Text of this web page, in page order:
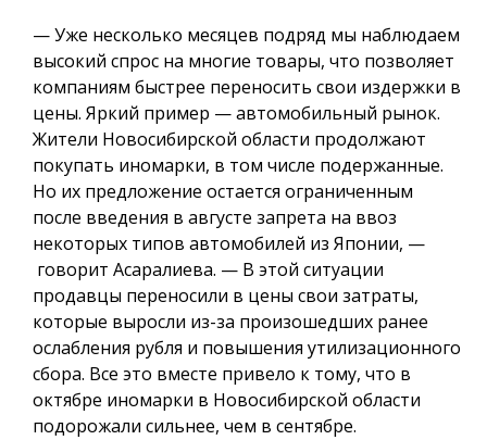
— Уже несколько месяцев подряд мы наблюдаем
высокий спрос на многие товары, что позволяет
компаниям быстрее переносить свои издержки в
цены. Яркий пример — автомобильный рынок.
Жители Новосибирской области продолжают
покупать иномарки, в том числе подержанные.
Но их предложение остается ограниченным
после введения в августе запрета на ввоз
некоторых типов автомобилей из Японии, —
говорит Асаралиева. — В этой ситуации
продавцы переносили в цены свои затраты,
которые выросли из-за произошедших ранее
ослабления рубля и повышения утилизационного
сбора. Все это вместе привело к тому, что в
октябре иномарки в Новосибирской области
подорожали сильнее, чем в сентябре.